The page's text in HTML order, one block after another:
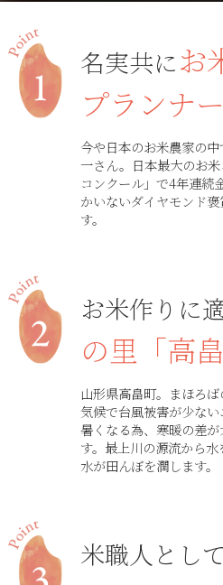
名実共にお
プランナー
今や日本のお米農家の
一さん。日本最大のお
コンクール」で4年連続
かいないダイヤモンド
す。
お米作りに
の里「高畠
山形県高畠町。まほろ
気候で台風被害が少な
暑くなる為、寒暖の差
す。最上川の源流から
水が田んぼを潤します。
米職人とし